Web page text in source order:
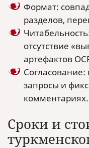
Формат:
разделов,
отсутствие
артефактов
запросы и
комментариях.
Сроки и